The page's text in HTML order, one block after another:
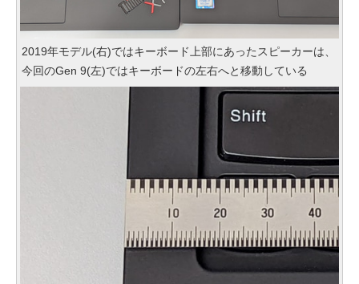
2019年モデル(右)ではキーボード上部にあったスピーカーは、
今回のGen 9(左)ではキーボードの左右へと移動している